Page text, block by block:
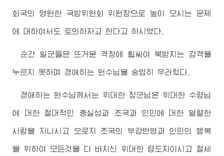
화국의 영원한 국방위원회 위원장으로 높이 모시는 문제
에 대하여서도 토의하자고 한다고 하시였다.
순간 일군들은 뜨거운 격정에 휩싸여 북받치는 감격을
누르지 못하며 경애하는 원수님 을 숭엄히 우러렀다.
경애하는 원수님께서는 위대한 장군님 은 위대한 수령님
에 대한 절대적인 충실성과 조국과 인민에 대한 열렬한
사랑을 지니시고 오로지 조국의 부강번영과 인민의 행복
을 위하여 모든것을 다 바치신 위대한 령도자이시고 절세